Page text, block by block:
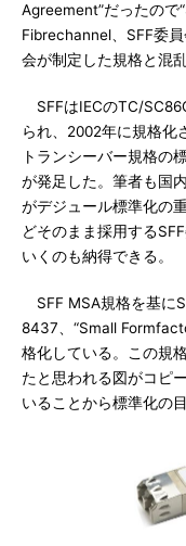
Agreement”だったので
Fibrechannel、SFF委
会が制定した規格と混
SFFはIECのTC/
られ、2002年に規格化
トランシーバー規格の
が発足した。筆者も国
がデジュール標準化の
どそのまま採用する
いくのも納得できる。
SFF MSA規格を基に
8437、“Small
格化している。この規
たと思われる図がコピ
いることから標準化の